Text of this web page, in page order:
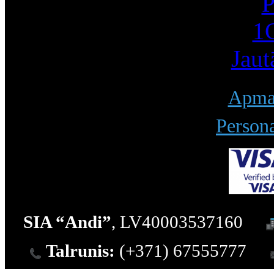
SIA “Andi”, LV40003537160
Talrunis: (+371) 67555777